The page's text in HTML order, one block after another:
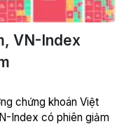
VN-Index
chứng khoán Việt
Index có phiên giảm